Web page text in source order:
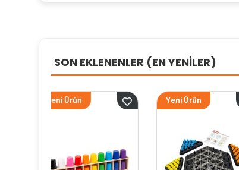
SON EKLENENLER (EN YENİLER)
Yeni Ürün Yeni Ürün